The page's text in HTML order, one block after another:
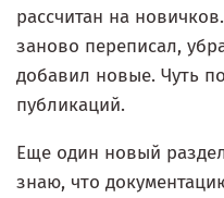
рассчитан на
заново переписал,
добавил новые. Чуть
публикаций.
Еще один новый
знаю, что